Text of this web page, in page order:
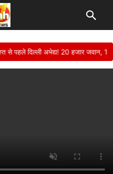
दिल्ली अभेद्य! 20 हजार जवान,